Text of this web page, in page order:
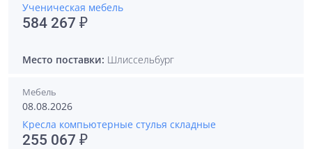
Ученическая мебель
584 267 ₽
Место поставки: Шлиссельбург
Мебель
08.08.2026
Кресла компьютерные стулья складные
255 067 ₽